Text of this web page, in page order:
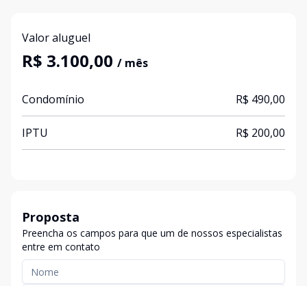
Valor aluguel
R$ 3.100,00 / mês
Condomínio R$ 490,00
IPTU R$ 200,00
Proposta
Preencha os campos para que um de nossos especialistas
entre em contato